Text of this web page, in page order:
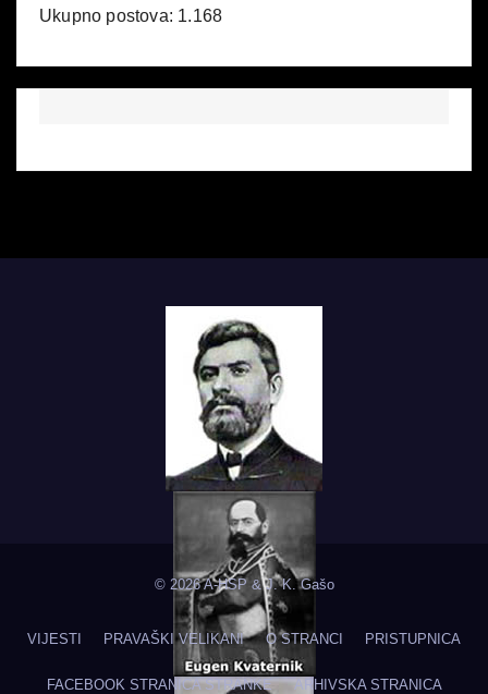
Ukupno postova: 1.168
© 2026 A-HSP & J. K. Gašo
VIJESTI PRAVAŠKI VELIKANI O STRANCI PRISTUPNICA
FACEBOOK STRANICA STRANKE ARHIVSKA STRANICA